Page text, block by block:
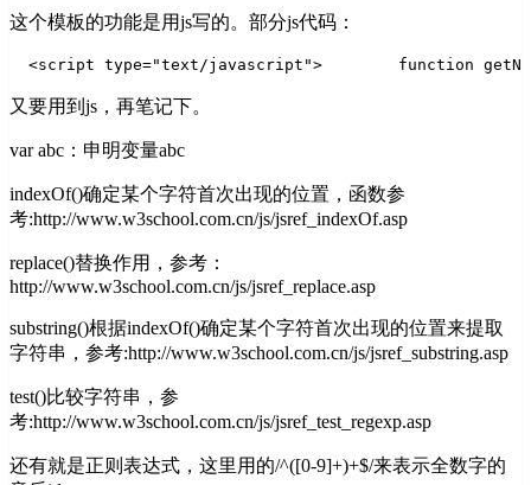
这个模板的功能是用js写的。部分js代码：
  <script type="text/javascript">
function
又要用到js，再笔记下。
var abc：申明变量abc
indexOf()确定某个字符首次出现的位置，函数参
考:http://www.w3school.com.cn/js/jsref_indexOf.asp
replace()替换作用，参考：
http://www.w3school.com.cn/js/jsref_replace.asp
substring()根据indexOf()确定某个字符首次出现的位置来提取
字符串，参考:http://www.w3school.com.cn/js/jsref_substring.asp
test()比较字符串，参
考:http://www.w3school.com.cn/js/jsref_test_regexp.asp
还有就是正则表达式，这里用的/^([0-9]+)+$/来表示全数字的